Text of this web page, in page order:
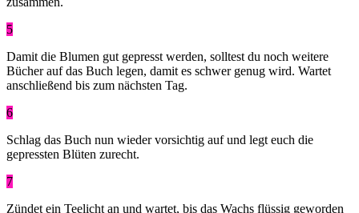
5
Damit die Blumen gut gepresst werden, solltest du noch weitere
Bücher auf das Buch legen, damit es schwer genug wird. Wartet
anschließend bis zum nächsten Tag.
6
Schlag das Buch nun wieder vorsichtig auf und legt euch die
gepressten Blüten zurecht.
7
Zündet ein Teelicht an und wartet, bis das Wachs flüssig geworden